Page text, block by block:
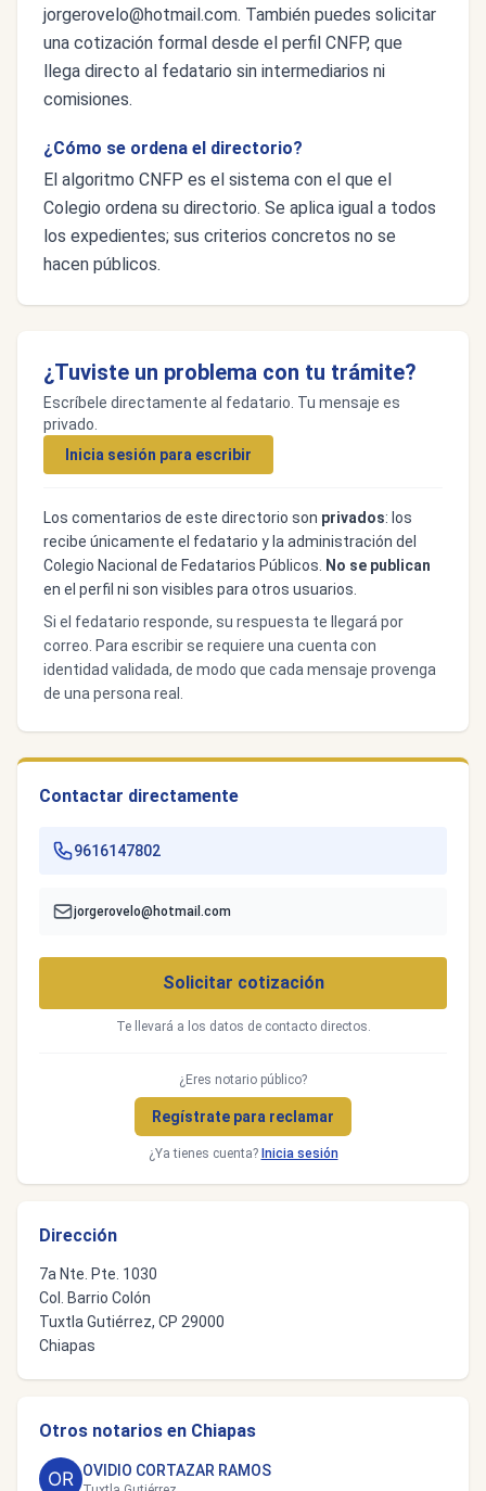
jorgerovelo@hotmail.com. También puedes solicitar
una cotización formal desde el perfil CNFP, que
llega directo al fedatario sin intermediarios ni
comisiones.
¿Cómo se ordena el directorio?
El algoritmo CNFP es el sistema con el que el
Colegio ordena su directorio. Se aplica igual a todos
los expedientes; sus criterios concretos no se
hacen públicos.
¿Tuviste un problema con tu trámite?
Escríbele directamente al fedatario. Tu mensaje es
privado.
Inicia sesión para escribir
Los comentarios de este directorio son privados: los
recibe únicamente el fedatario y la administración del
Colegio Nacional de Fedatarios Públicos.
No se publican
en el perfil ni son visibles para otros usuarios.
Si el fedatario responde, su respuesta te llegará por
correo. Para escribir se requiere una cuenta con
identidad validada, de modo que cada mensaje provenga
de una persona real.
Contactar directamente
9616147802
jorgerovelo@hotmail.com
Solicitar cotización
Te llevará a los datos de contacto directos.
¿Eres notario público?
Regístrate para reclamar
¿Ya tienes cuenta? Inicia sesión
Dirección
7a Nte. Pte. 1030
Col. Barrio Colón
Tuxtla Gutiérrez, CP 29000
Chiapas
Otros notarios en Chiapas
OVIDIO CORTAZAR RAMOS